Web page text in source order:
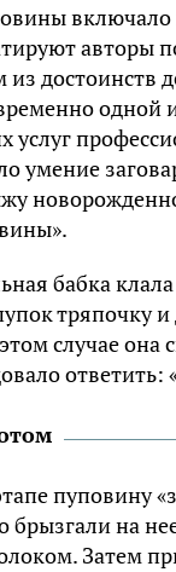
включало
авторы
достоинств
одной
услуг
умение
бабка
тряпочку
случае она
ответить:
пуповину
брызгали на
Затем